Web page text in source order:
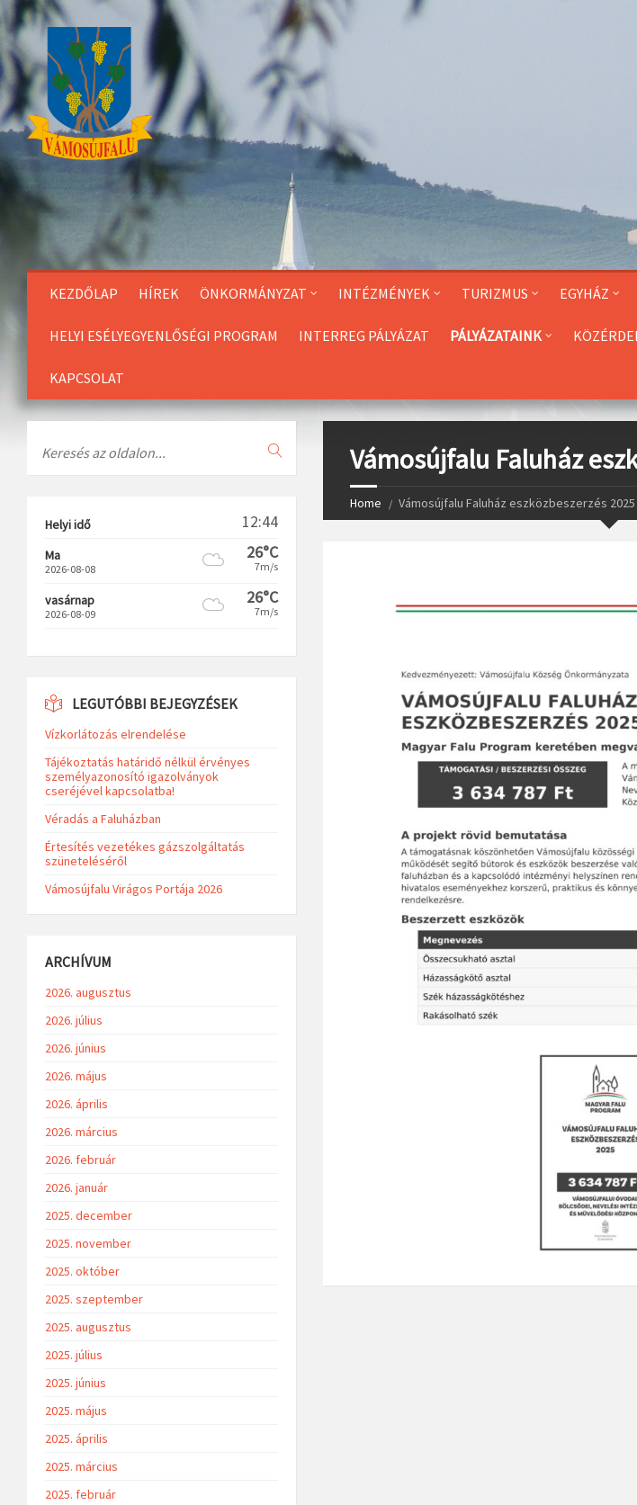
Skip
to
Content
KEZDŐLAP HÍREK ÖNKORMÁNYZAT INTÉZMÉNYEK TURIZMUS EGYHÁZ
HELYI ESÉLYEGYENLŐSÉGI PROGRAM INTERREG PÁLYÁZAT PÁLYÁZATAINK
KAPCSOLAT
Vámosújfalu Faluház
Home Vámosújfalu Faluház eszközbeszerzés 2025
Helyi idő 12:44
Ma
2026-08-08
26°C
7m/s
vasárnap
2026-08-09
26°C
7m/s
LEGUTÓBBI BEJEGYZÉSEK
Vízkorlátozás elrendelése
Tájékoztatás határidő nélkül érvényes
személyazonosító igazolványok
cseréjével kapcsolatba!
Véradás a Faluházban
Értesítés vezetékes gázszolgáltatás
szüneteléséről
Vámosújfalu Virágos Portája 2026
ARCHÍVUM
2026. augusztus
2026. július
2026. június
2026. május
2026. április
2026. március
2026. február
2026. január
2025. december
2025. november
2025. október
2025. szeptember
2025. augusztus
2025. július
2025. június
2025. május
2025. április
2025. március
2025. február